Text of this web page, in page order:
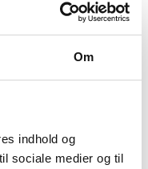
Om
indhold og
sociale medier og til
returret
INFORMATION